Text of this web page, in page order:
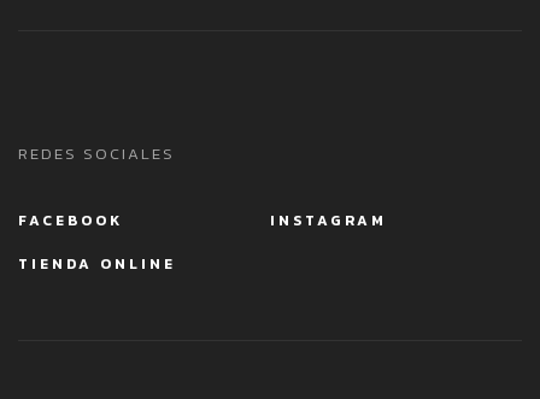
REDES SOCIALES
FACEBOOK
INSTAGRAM
TIENDA ONLINE